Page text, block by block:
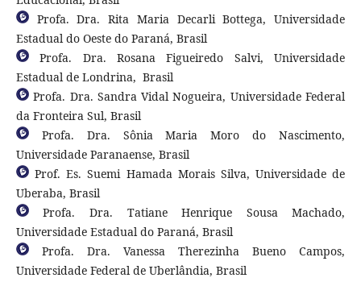
Profa. Dra. Rita Maria Decarli Bottega, Universidade
Estadual do Oeste do Paraná, Brasil
Profa. Dra. Rosana Figueiredo Salvi, Universidade
Estadual de Londrina, Brasil
Profa. Dra. Sandra Vidal Nogueira, Universidade Federal
da Fronteira Sul, Brasil
Profa. Dra. Sônia Maria Moro do Nascimento,
Universidade Paranaense, Brasil
Prof. Es. Suemi Hamada Morais Silva, Universidade de
Uberaba, Brasil
Profa. Dra. Tatiane Henrique Sousa Machado,
Universidade Estadual do Paraná, Brasil
Profa. Dra. Vanessa Therezinha Bueno Campos,
Universidade Federal de Uberlândia, Brasil